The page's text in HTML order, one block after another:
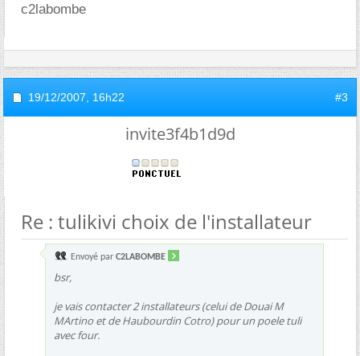
c2labombe
19/12/2007, 16h22 #3
invite3f4b1d9d
Re : tulikivi choix de l'installateur
Envoyé par C2LABOMBE
bsr,
je vais contacter 2 installateurs (celui de Douai M
MArtino et de Haubourdin Cotro) pour un poele tuli
avec four.